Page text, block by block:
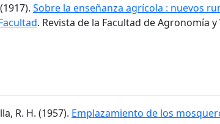
Sobre la enseñanza agrícola : nuevos
. Revista de la Facultad de Agronomía
R. H. (1957). Emplazamiento de los